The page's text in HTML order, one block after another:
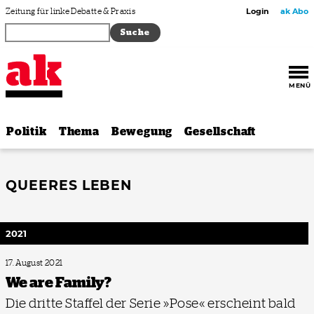
Zum Inhalt springen
Zeitung für linke Debatte & Praxis Login ak Abo
MENÜ
Politik Thema Bewegung Gesellschaft
QUEERES LEBEN
2021
17. August 2021
We are Family?
Die dritte Staffel der Serie »Pose« erscheint bald